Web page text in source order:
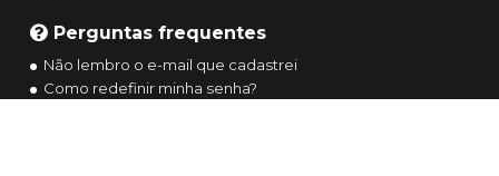
Perguntas frequentes
Não lembro o e-mail que cadastrei
Como redefinir minha senha?